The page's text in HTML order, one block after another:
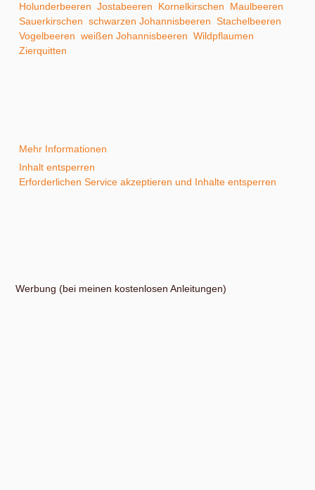
Holunderbeeren ,Jostabeeren Kornelkirschen Maulbeeren
Sauerkirschen ,schwarzen Johannisbeeren ,Stachelbeeren
Vogelbeeren ,weißen Johannisbeeren ,Wildpflaumen
Zierquitten
Mehr Informationen
Inhalt entsperren
Erforderlichen Service akzeptieren und Inhalte entsperren
Werbung (bei meinen kostenlosen Anleitungen)